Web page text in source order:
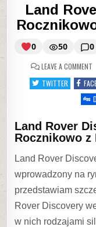
Land
0 50 0
LEAVE A COMMENT
TWITTER
Land Rover
Rocznikowo
Land Rover
wprowadzony na
przedstawiam
Rover Discovery
w nich rodzajami